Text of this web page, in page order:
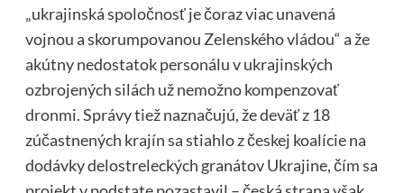
„ukrajinská spoločnosť je čoraz viac unavená
vojnou a skorumpovanou Zelenského vládou“ a že
akútny nedostatok personálu v ukrajinských
ozbrojených silách už nemožno kompenzovať
dronmi. Správy tiež naznačujú, že deväť z 18
zúčastnených krajín sa stiahlo z českej koalície na
dodávky delostreleckých granátov Ukrajine, čím sa